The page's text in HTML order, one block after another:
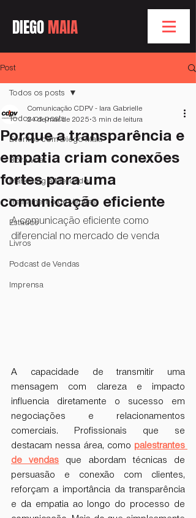
DIEGOMAIA
Post
Todos os posts
Eventos com Diego Maia
Bóra Voar
Marketing e Mercado
Treinamento de Vendas
Estados
Livros
Podcast de Vendas
Imprensa
Todos os posts
Porque a transparência e
empatia criam conexões
fortes para uma
comunicação eficiente
Comunicação CDPV - Iara Gabrielle
24 de mar. de 2025 3 min de leitura
A comunicação eficiente como
diferencial no mercado de venda
A capacidade de transmitir uma
mensagem com clareza e impacto
influencia diretamente o sucesso em
negociações e relacionamentos
comerciais. Profissionais que se
destacam nessa área, como palestrantes
de vendas que abordam técnicas de
persuasão e conexão com clientes,
reforçam a importância da transparência
e da empatia ao longo do processo de